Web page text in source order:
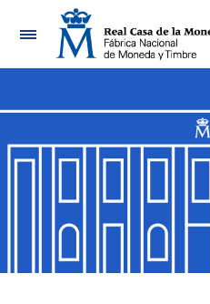
Nabigazioa
Erakutsi/Ezkutatu
Erakutsi/Ezkutatu
Erakutsi/Ezkutatu